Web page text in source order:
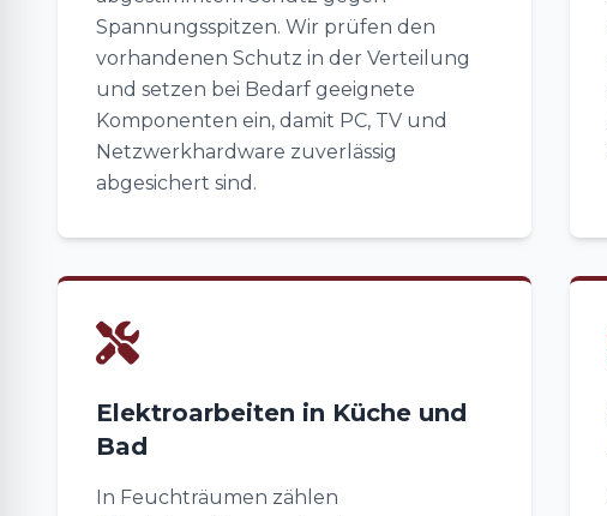
Spannungsspitzen. Wir prüfen den
vorhandenen Schutz in der Verteilung
und setzen bei Bedarf geeignete
Komponenten ein, damit PC, TV und
Netzwerkhardware zuverlässig
abgesichert sind.
Elektroarbeiten in Küche und
Bad
In Feuchträumen zählen